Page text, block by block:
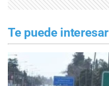
Te puede interesar